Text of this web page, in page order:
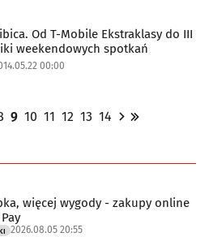
Od T-Mobile Ekstraklasy do III
weekendowych spotkań
00:00
9 10 11 12 13 14
więcej wygody - zakupy online
2026.08.05 20:55